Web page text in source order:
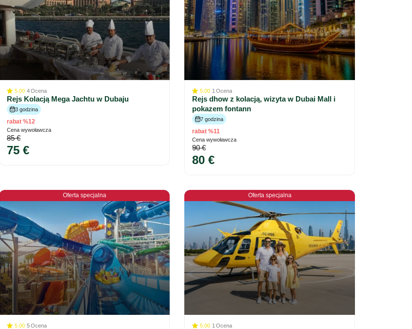
5.00 4Ocena
Rejs Kolacją Mega Jachtu w Dubaju
3 godzina
rabat %12
Cena wywoławcza
85 €
75 €
5.00 1 Ocena
Rejs dhow z kolacją, wizyta w Dubai Mall i
pokazem fontann
7 godzina
rabat %11
Cena wywoławcza
90 €
80 €
Oferta specjalna
5.00 5Ocena
Oferta specjalna
5.00 1 Ocena